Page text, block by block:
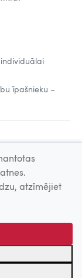
īpašnieku –
Uz augšu
sistēmu
atzīmējiet